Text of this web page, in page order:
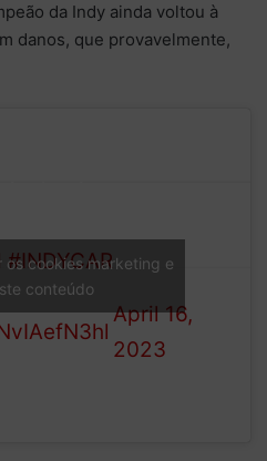
da Indy ainda voltou à
danos, que provavelmente,
. #INDYCAR
SERIES
(@IndyCar)
April 16,
2023
cookies marketing e
conteúdo